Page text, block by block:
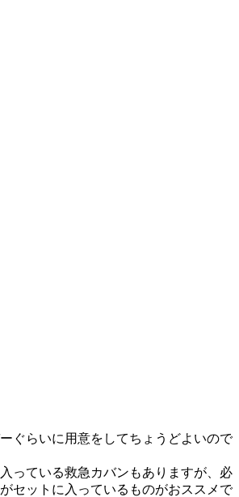
ぐらいに用意をしてちょうどよいので
っている救急カバンもありますが、必
セットに入っているものがおススメで